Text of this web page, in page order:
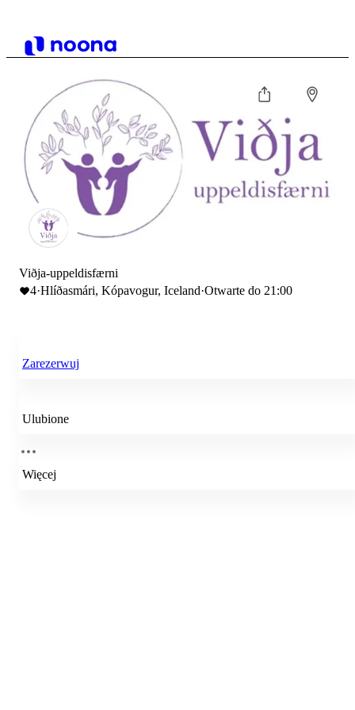
Viðja-uppeldisfærni
4·Hlíðasmári, Kópavogur, Iceland·Otwarte do 21:00
Zarezerwuj
Ulubione
Więcej